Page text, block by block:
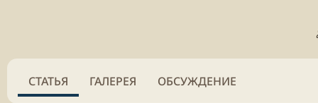
СТАТЬЯ ГАЛЕРЕЯ ОБСУЖДЕНИЕ